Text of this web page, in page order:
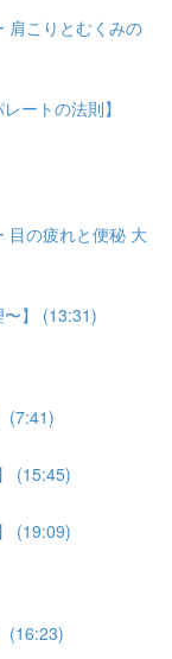
肩こりとむくみの
ートの法則】
目の疲れと便秘 大
〜】 (13:31)
(7:41)
(15:45)
(19:09)
(16:23)